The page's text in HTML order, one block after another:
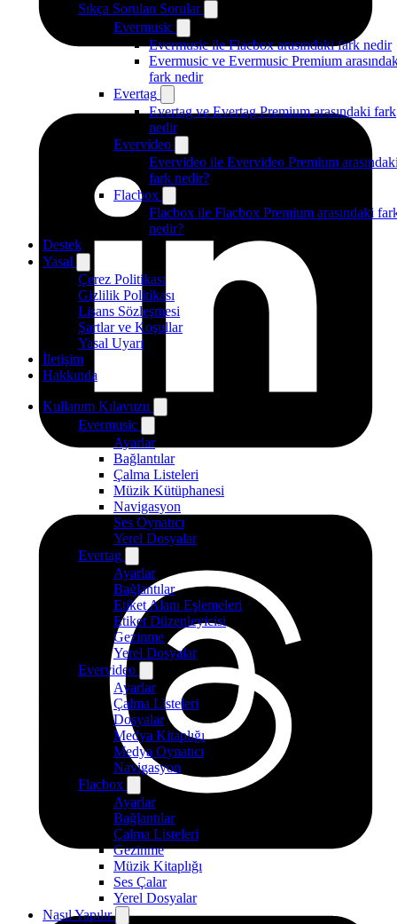
Sıkça Sorulan Sorular
Evermusic
Evermusic ile Flacbox arasındaki fark nedir
Evermusic ve Evermusic Premium
fark nedir
Evertag
Evertag ve Evertag Premium arasındaki fark
nedir
Evervideo
Evervideo ile Evervideo Premium
fark nedir?
Flacbox
Flacbox ile Flacbox Premium arasındaki
nedir?
Destek
Yasal
Çerez Politikası
Gizlilik Politikası
Lisans Sözleşmesi
Şartlar ve Koşullar
Yasal Uyarı
İletişim
Hakkında
Kullanım Kılavuzu
Evermusic
Ayarlar
Bağlantılar
Çalma Listeleri
Müzik Kütüphanesi
Navigasyon
Ses Oynatıcı
Yerel Dosyalar
Evertag
Ayarlar
Bağlantılar
Etiket Alanı Eşlemeleri
Etiket Düzenleyicisi
Gezinme
Yerel Dosyalar
Evervideo
Ayarlar
Çalma Listeleri
Dosyalar
Medya Kitaplığı
Medya Oynatıcı
Navigasyon
Flacbox
Ayarlar
Bağlantılar
Çalma Listeleri
Gezinme
Müzik Kitaplığı
Ses Çalar
Yerel Dosyalar
Nasıl Yapılır